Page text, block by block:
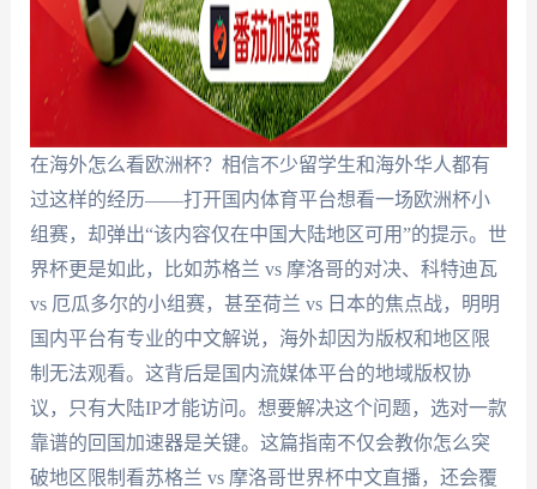
在海外怎么看欧洲杯？相信不少留学生和海外华人都有
过这样的经历——打开国内体育平台想看一场欧洲杯小
组赛，却弹出“该内容仅在中国大陆地区可用”的提示。世
界杯更是如此，比如苏格兰 vs 摩洛哥的对决、科特迪瓦
vs 厄瓜多尔的小组赛，甚至荷兰 vs 日本的焦点战，明明
国内平台有专业的中文解说，海外却因为版权和地区限
制无法观看。这背后是国内流媒体平台的地域版权协
议，只有大陆IP才能访问。想要解决这个问题，选对一款
靠谱的回国加速器是关键。这篇指南不仅会教你怎么突
破地区限制看苏格兰 vs 摩洛哥世界杯中文直播，还会覆